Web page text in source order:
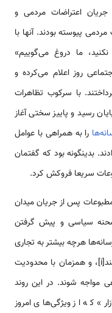
اعتراضات مردمی و
پیوسته بودند. آن­ها با
ما دروغ می‌­گوییم»
روز اعلام می‌­کرده و
با سرکوب تظاهرات
رسید و پاییز سختی آغاز
را به همراهی با عوامل
بدین­گونه بود که گفتمان
سریعا فروکش کرد.
پس از جریان میدان
سیاسی و پیش گرفتن
هرچه بیشتر به تجاری
شدن روی آورده و سریع رشد و گسترش یابند[i]، و همزمان با محدودیت­‌
مواجه شوند. در این روند
که از ویژگی­‌های امروز